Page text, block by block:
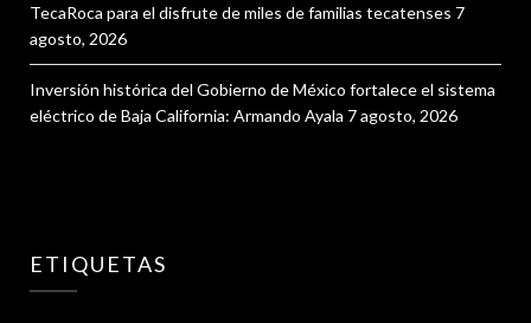
TecaRoca para el disfrute de miles de familias tecatenses 7
agosto, 2026
Inversión histórica del Gobierno de México fortalece el sistema
eléctrico de Baja California: Armando Ayala 7 agosto, 2026
ETIQUETAS